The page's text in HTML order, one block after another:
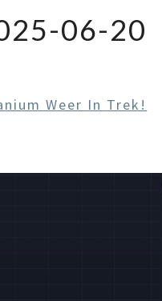
06-20
Weer In Trek!